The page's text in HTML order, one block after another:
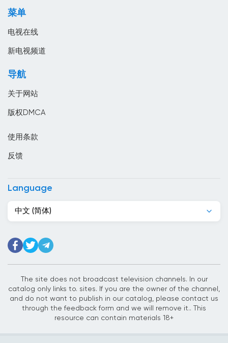
危地马拉
吉布提
哥伦比亚
哥斯达黎加
菜单
电视在线
新电视频道
导航
关于网站
版权DMCA
使用条款
反馈
Language
中文 (简体)
The site does not broadcast television channels. In our
catalog only links to. sites. If you are the owner of the channel,
and do not want to publish in our catalog, please contact us
through the feedback form and we will remove it.. This
resource can contain materials 18+